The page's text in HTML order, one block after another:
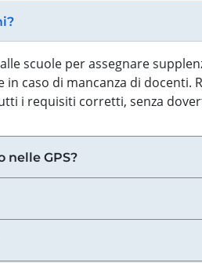
scuole per assegnare
caso di mancanza di docenti.
i requisiti corretti, senza
nelle GPS?